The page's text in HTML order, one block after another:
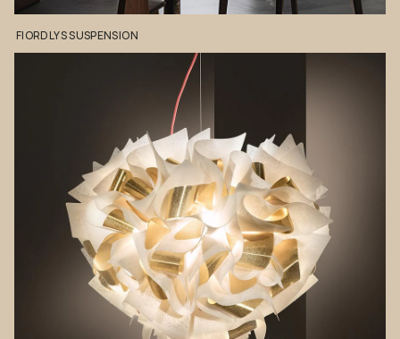
FIORDLYSSUSPENSION